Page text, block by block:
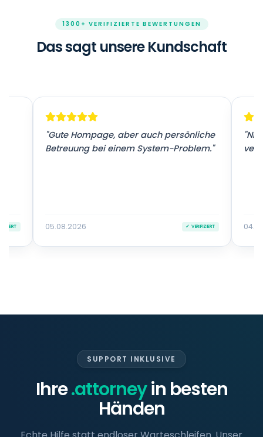
1300+ VERIFIZIERTE BEWERTUNGEN
Das sagt unsere Kundschaft
"Gute Hompage, aber auch persönliche
Betreuung bei einem System-Problem."
05.08.2026 ✓ VERIFIZIERT
SUPPORT INKLUSIVE
Ihre.attorneyin besten
Händen